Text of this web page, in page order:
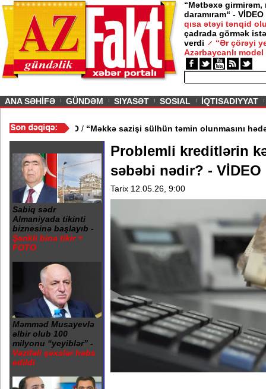
“Mətbəxə girmirəm,
daramıram“ - VİDEO
qısa ətəyi tənqid
çadrada görmək
verdi
“Ər çörəyi
Azərbaycanlı model
ANA SƏHİFƏ GÜNDƏM SIYASƏT SOSIAL İQTISADIYYAT
kənarlaşdırılıb - VİDEO/“Məkkə sazişi sülhün təmin
Sabiq sədr
Almaniyada tikinti
biznesinə başlayıb -
Şərikli bina tikir +
FOTO
Məmməd Musayevlə
əlbir olub 100
milyonu “yeyiblər” -
Vəzifəli şəxslər həbs
edildi
Problemli kreditlərin
səbəbi nədir? - VİDEO
Tarix 12.05.26, 9:00